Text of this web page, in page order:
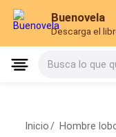
Buenovela
Descarga el
Busca lo que
Inicio / Hombre